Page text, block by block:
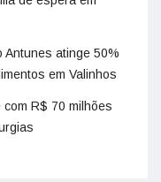
Antunes atinge 50%
em Valinhos
R$ 70 milhões